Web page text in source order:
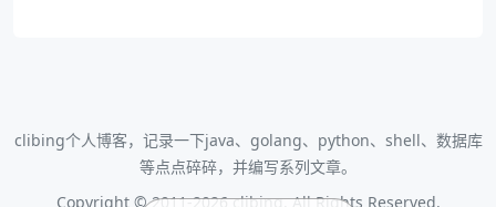
clibing个人博客，记录一下java、golang、python、shell、数据库
等点点碎碎，并编写系列文章。
Copyright © 2011-2026 clibing. All Rights Reserved.